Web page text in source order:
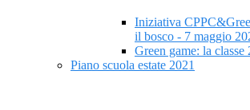
Iniziativa
il bosco - 7 maggio
Green game: la
Piano scuola estate 2021